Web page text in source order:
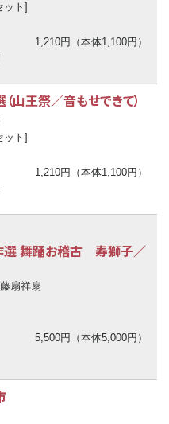
ット]
1,210円（本体1,100円）
山王祭／音もせできて）
ット]
1,210円（本体1,100円）
選 舞踊お稽古 寿獅子／
藤扇祥扇
5,500円（本体5,000円）